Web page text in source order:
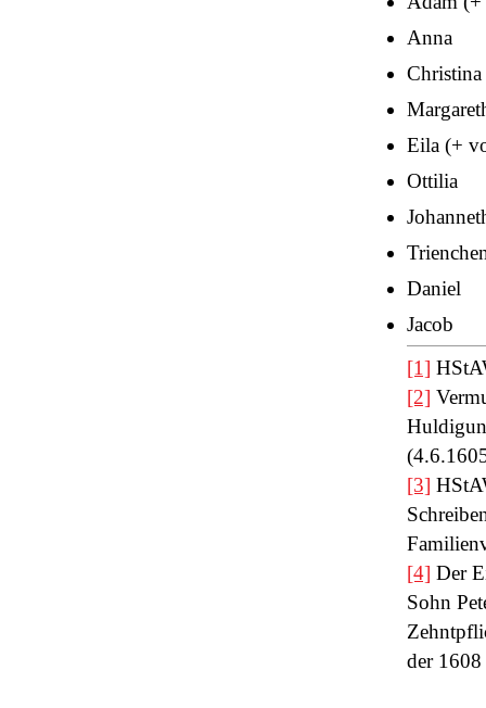
Anna
Christina
Eila (+
Ottilia
Daniel
Jacob
[1]
[2]
[3]
[4] Der
Sohn
der 1608